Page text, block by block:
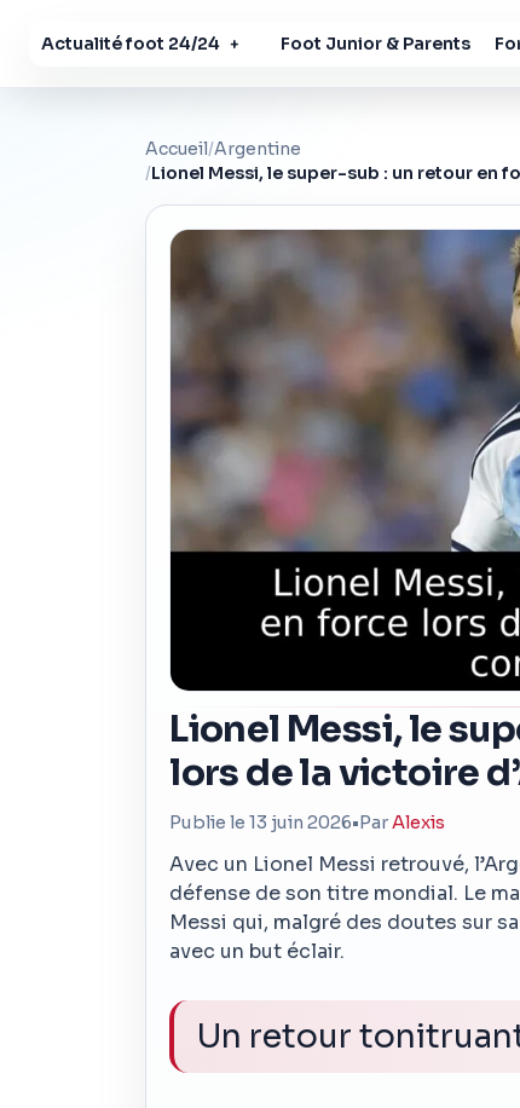
Actualité foot 24/24 + Foot Junior & Parents
Accueil/Argentine
/Lionel Messi, le super-sub : un retour en
Lionel Messi, le
lors de la victoire
Publie le 13 juin 2026•ParAlexis
Avec un Lionel Messi retrouvé,
défense de son titre mondial. Le
Messi qui, malgré des doutes sur
avec un but éclair.
Un retour